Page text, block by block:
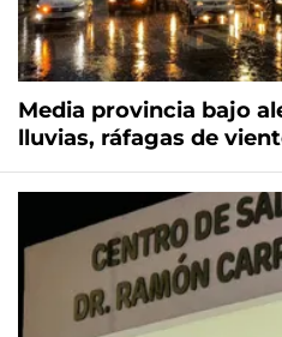
Media provincia bajo
lluvias, ráfagas de